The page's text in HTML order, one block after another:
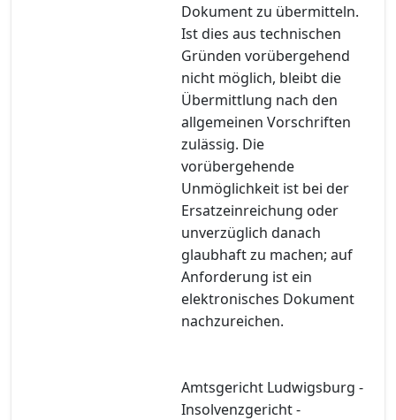
Dokument zu übermitteln.
Ist dies aus technischen
Gründen vorübergehend
nicht möglich, bleibt die
Übermittlung nach den
allgemeinen Vorschriften
zulässig. Die
vorübergehende
Unmöglichkeit ist bei der
Ersatzeinreichung oder
unverzüglich danach
glaubhaft zu machen; auf
Anforderung ist ein
elektronisches Dokument
nachzureichen.
Amtsgericht Ludwigsburg -
Insolvenzgericht -